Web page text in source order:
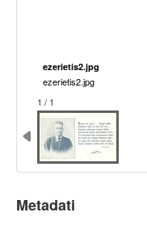
ezerietis2.jpg
ezerietis2.jpg
1 / 1
Metadati